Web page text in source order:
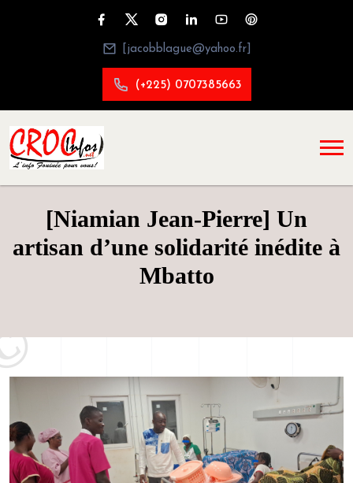
[jacobblague@yahoo.fr]
(+225) 0707385663
[Niamian Jean-Pierre] Un
artisan d’une solidarité inédite à
Mbatto